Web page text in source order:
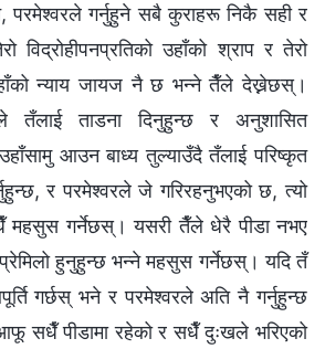
परमेश्‍वरले गर्नुहुने सबै कुराहरू निकै सही र
उहाँको श्राप र तेरो
न्याय जायज नै छ भन्ने तैँले देख्नेछस्।
तँलाई ताडना दिनुहुन्छ र अनुशासित
आउन बाध्य तुल्याउँदै तँलाई परिष्कृत
र परमेश्‍वरले जे गरिरहनुभएको छ, त्यो
गर्नेछस्। यसरी तैँले धेरै पीडा नभए
हुनुहुन्छ भन्ने महसुस गर्नेछस्। यदि तँ
गर्छस् भने र परमेश्‍वरले अति नै गर्नुहुन्छ
सधैँ पीडामा रहेको र सधैँ दुःखले भरिएको